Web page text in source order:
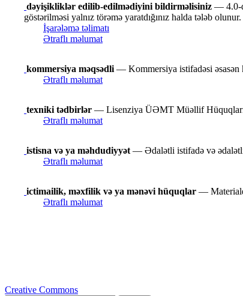
dəyişikliklər edilib-edilmədiyini bildirməlisiniz — 4.0-
göstərilməsi yalnız törəmə yaratdığınız halda tələb olunur.
İşarələmə təlimatı
Ətraflı məlumat
kommersiya məqsədli — Kommersiya istifadəsi əsasən
Ətraflı məlumat
texniki tədbirlər — Lisenziya ÜƏMT Müəllif Hüquqları
Ətraflı məlumat
istisna və ya məhdudiyyət — Ədalətli istifadə və ədalətli
Ətraflı məlumat
ictimailik, məxfilik və ya mənəvi hüquqlar —
Ətraflı məlumat
Creative Commons